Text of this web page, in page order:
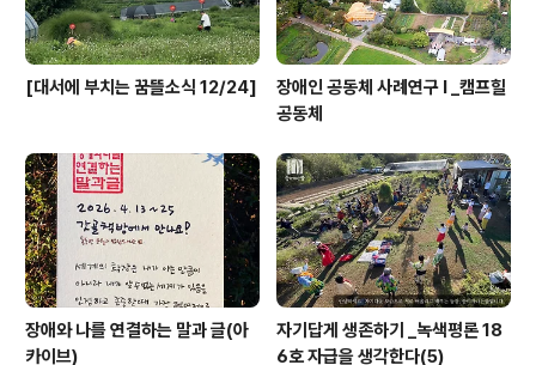
[대서에 부치는 꿈뜰소식 12/24]
장애인 공동체 사례연구 I _캠프힐
공동체
장애와 나를 연결하는 말과 글(아
카이브)
자기답게 생존하기 _녹색평론 18
6호 자급을 생각한다(5)